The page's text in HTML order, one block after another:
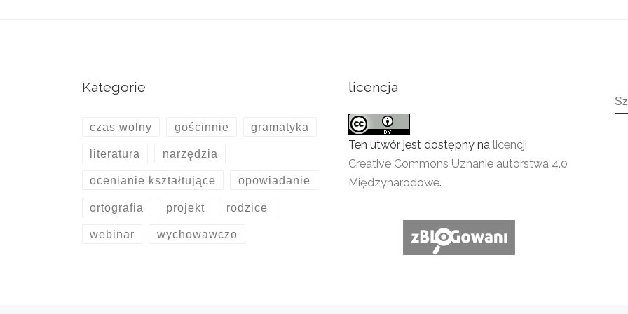
Kategorie
czas wolny gościnnie gramatyka
literatura narzędzia
ocenianie kształtujące opowiadanie
ortografia projekt rodzice
webinar wychowawczo
licencja
Ten utwór jest dostępny na licencji
Creative Commons Uznanie autorstwa 4.0
Międzynarodowe.